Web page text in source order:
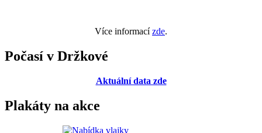
Více informacízde.
Počasí v Držkové
Aktuální data zde
Plakáty na akce